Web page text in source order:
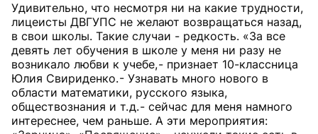
Удивительно, что несмотря ни на какие трудности,
лицеисты ДВГУПС не желают возвращаться назад,
в свои школы. Такие случаи - редкость. «За все
девять лет обучения в школе у меня ни разу не
возникало любви к учебе, - признает 10-классница
Юлия Свириденко. - Узнавать много нового в
области математики, русского языка,
обществознания и т. д. - сейчас для меня намного
интереснее, чем раньше. А эти мероприятия: